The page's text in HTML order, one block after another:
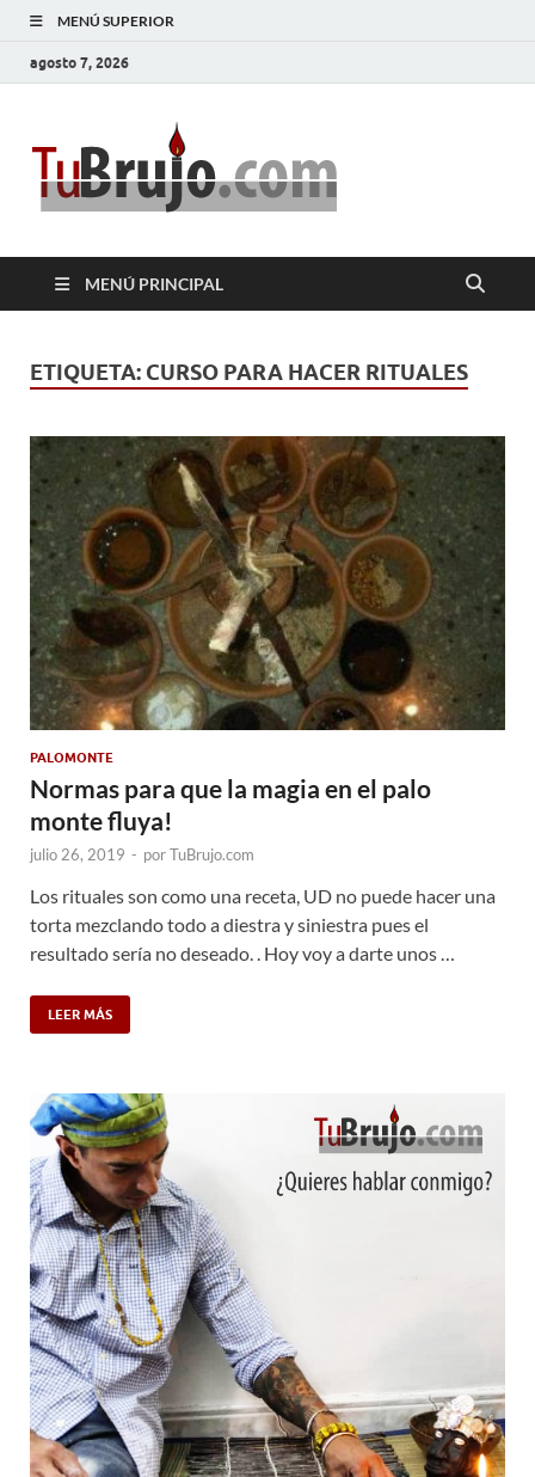
MENÚ SUPERIOR
agosto 7, 2026
MENÚ PRINCIPAL
ETIQUETA: CURSO PARA HACER RITUALES
PALOMONTE
Normas para que la magia en el palo
monte fluya!
julio 26, 2019 - porTuBrujo.com
Los rituales son como una receta, UD no puede hacer una
torta mezclando todo a diestra y siniestra pues el
resultado sería no deseado. . Hoy voy a darte unos …
LEER MÁS